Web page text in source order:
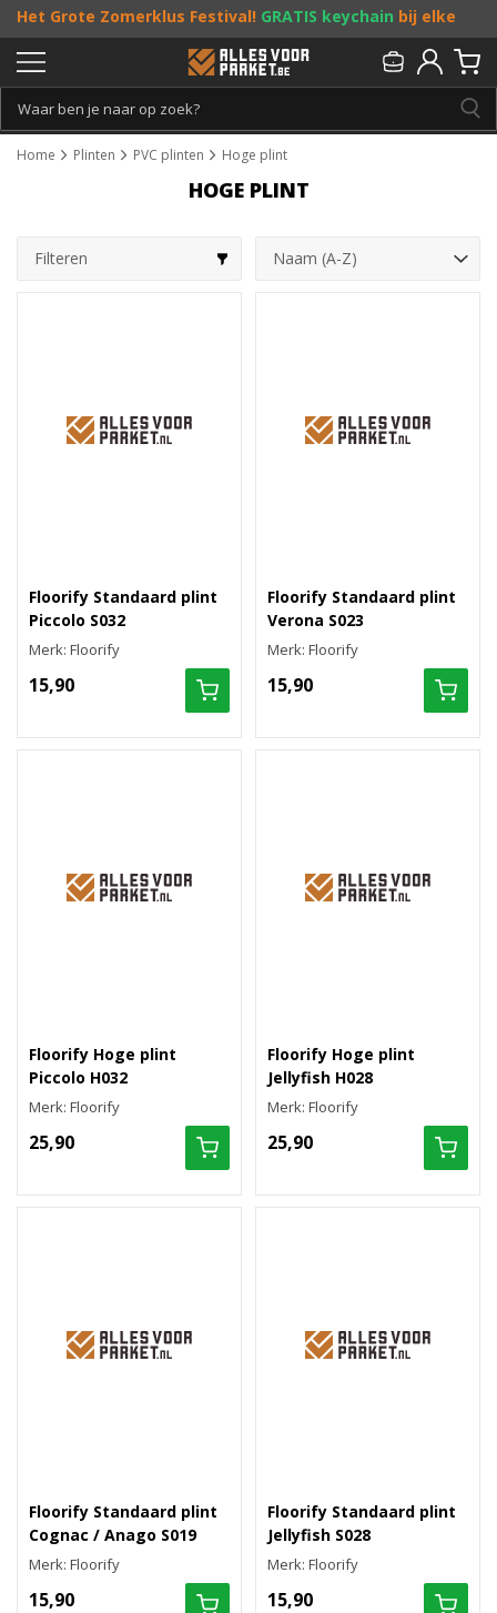
Het Grote Zomerklus Festival! GRATIS keychain bij elke
bestelling vanaf €25, entoffe acties! Doe je mee?
Persoonlijk & gratis advies:013 - 207 00 01
Home Plinten PVC plinten Hoge plint
HOGE PLINT
Filteren
Floorify Standaard plint
Piccolo S032
Merk: Floorify
15,90
Floorify Standaard plint
Verona S023
Merk: Floorify
15,90
Floorify Hoge plint
Piccolo H032
Merk: Floorify
25,90
Floorify Hoge plint
Jellyfish H028
Merk: Floorify
25,90
Floorify Standaard plint
Cognac / Anago S019
Merk: Floorify
15,90
Floorify Standaard plint
Jellyfish S028
Merk: Floorify
15,90